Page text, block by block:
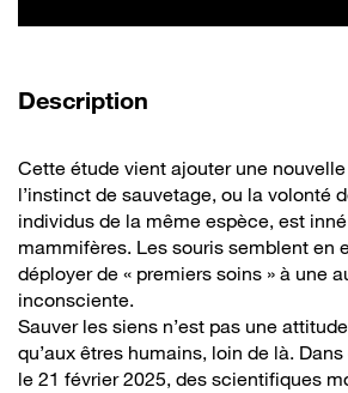
Description
Cette étude vient ajouter une nouvelle
l’instinct de sauvetage, ou la volonté
individus de la même espèce, est
mammifères. Les souris semblent en
déployer de « premiers soins » à une
inconsciente.
Sauver les siens n’est pas une
qu’aux êtres humains, loin de là.
le 21 février 2025, des scientifiques